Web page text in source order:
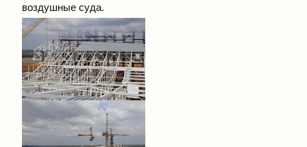
воздушные суда.